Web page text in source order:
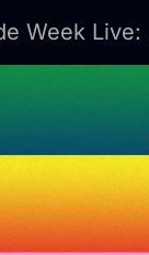
Week Live: